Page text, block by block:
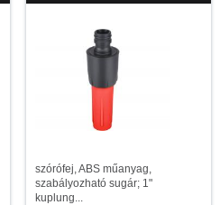
szórófej, ABS műanyag,
szabályozható sugár; 1"
kuplung...